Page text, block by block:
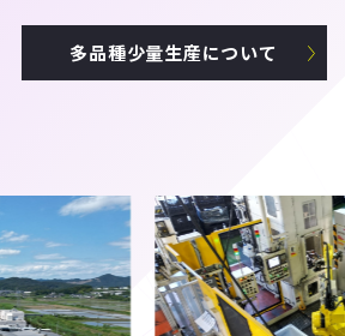
多品種少量生産について